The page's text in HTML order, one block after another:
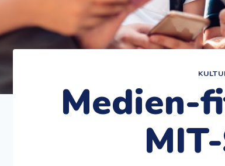
Medien-